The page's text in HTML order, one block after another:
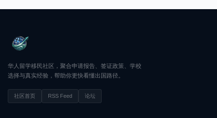
华人留学移民社区，聚合申请报告、签证政策、学校
选择与真实经验，帮助你更快看懂出国路径。
社区首页 RSS Feed 论坛